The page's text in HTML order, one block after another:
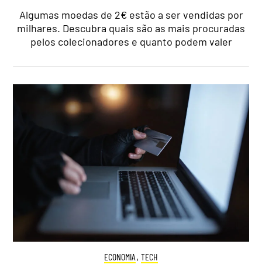
Algumas moedas de 2€ estão a ser vendidas por
milhares. Descubra quais são as mais procuradas
pelos colecionadores e quanto podem valer
ECONOMIA , TECH